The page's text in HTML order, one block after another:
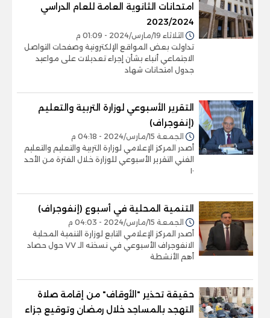
امتحانات الثانوية العامة للعام الدراسي
2023/2024
الثلاثاء 19/مارس/2024 - 01:09 م
تداولت بعض المواقع الإلكترونية وصفحات التواصل
الاجتماعي أنباء بشأن إجراء تعديلات على مواعيد
جدول امتحانات شهاد
التقرير الأسبوعي لوزارة التربية والتعليم
(إنفوجراف)
الجمعة 15/مارس/2024 - 04:18 م
أصدر المركز الإعلامي لوزارة التربية والتعليم والتعليم
الفني التقرير الأسبوعي للوزارة خلال الفترة من الأحد
١٠
التنمية المحلية في أسبوع (إنفوجراف)
الجمعة 15/مارس/2024 - 04:03 م
أصدر المركز الإعلامي التابع لوزارة التنمية المحلية
الانفوجراف الأسبوعي في نسخته الـ ٧٧ حول حصاد
أهم الأنشطة
حقيقة تحذير "الأوقاف" من إقامة صلاة
التهجد بالمساجد خلال رمضان وتوقيع جزاء